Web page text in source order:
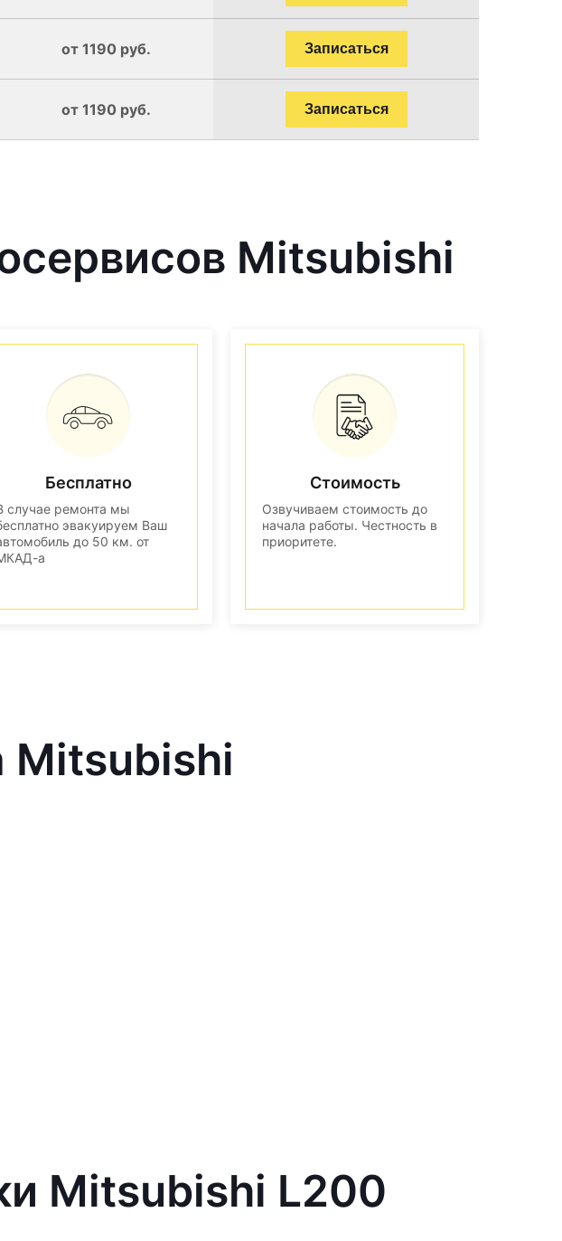
от 1190 руб. Записаться
от 1190 руб. Записаться
Mitsubishi
Бесплатно
случае ремонта мы
эвакуируем Ваш
до 50 км. от
а
Стоимость
Озвучиваем стоимость до
начала работы. Честность в
приоритете.
Mitsubishi
Mitsubishi L200